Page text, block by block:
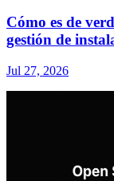
Cómo es de
gestión de
Jul 27, 2026